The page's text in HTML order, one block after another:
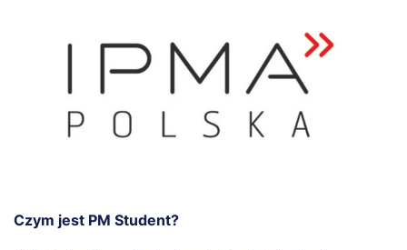
Czym jest PM Student?